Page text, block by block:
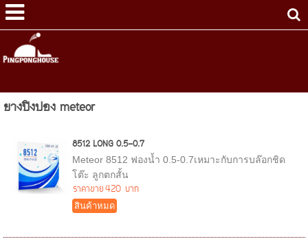
ยางปิงปอง meteor
8512 LONG 0.5-0.7
Meteor 8512 ฟองน้ำ 0.5-0.7เหมาะกับการบล๊อกชิด
โต๊ะ ลูกตกสั้น
ราคาขาย420 บาท
สินค้าหมด